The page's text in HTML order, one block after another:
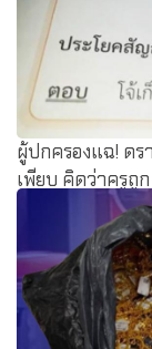
ผู้ปกครองแฉ! ดร
เพียบ คิดว่าครูถูก